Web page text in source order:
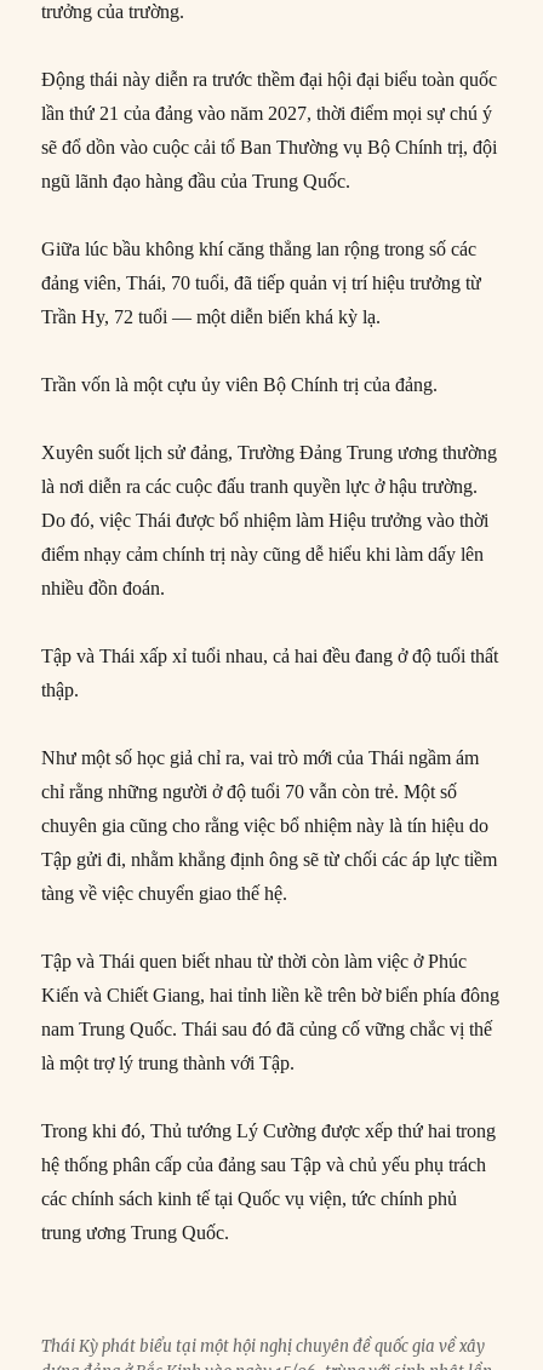
trưởng của trường.
Động thái này diễn ra trước thềm đại hội đại biểu toàn quốc
lần thứ 21 của đảng vào năm 2027, thời điểm mọi sự chú ý
sẽ đổ dồn vào cuộc cải tổ Ban Thường vụ Bộ Chính trị, đội
ngũ lãnh đạo hàng đầu của Trung Quốc.
Giữa lúc bầu không khí căng thẳng lan rộng trong số các
đảng viên, Thái, 70 tuổi, đã tiếp quản vị trí hiệu trưởng từ
Trần Hy, 72 tuổi — một diễn biến khá kỳ lạ.
Trần vốn là một cựu ủy viên Bộ Chính trị của đảng.
Xuyên suốt lịch sử đảng, Trường Đảng Trung ương thường
là nơi diễn ra các cuộc đấu tranh quyền lực ở hậu trường.
Do đó, việc Thái được bổ nhiệm làm Hiệu trưởng vào thời
điểm nhạy cảm chính trị này cũng dễ hiểu khi làm dấy lên
nhiều đồn đoán.
Tập và Thái xấp xỉ tuổi nhau, cả hai đều đang ở độ tuổi thất
thập.
Như một số học giả chỉ ra, vai trò mới của Thái ngầm ám
chỉ rằng những người ở độ tuổi 70 vẫn còn trẻ. Một số
chuyên gia cũng cho rằng việc bổ nhiệm này là tín hiệu do
Tập gửi đi, nhằm khẳng định ông sẽ từ chối các áp lực tiềm
tàng về việc chuyển giao thế hệ.
Tập và Thái quen biết nhau từ thời còn làm việc ở Phúc
Kiến và Chiết Giang, hai tỉnh liền kề trên bờ biển phía đông
nam Trung Quốc. Thái sau đó đã củng cố vững chắc vị thế
là một trợ lý trung thành với Tập.
Trong khi đó, Thủ tướng Lý Cường được xếp thứ hai trong
hệ thống phân cấp của đảng sau Tập và chủ yếu phụ trách
các chính sách kinh tế tại Quốc vụ viện, tức chính phủ
trung ương Trung Quốc.
Thái Kỳ phát biểu tại một hội nghị chuyên đề quốc gia về xây